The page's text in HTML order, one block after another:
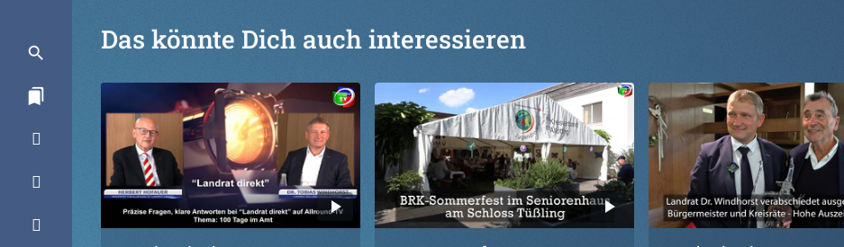
Das könnte Dich auch interessieren